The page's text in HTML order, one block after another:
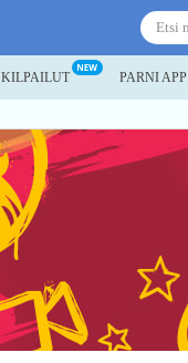
KILPAILUT PARNI APP